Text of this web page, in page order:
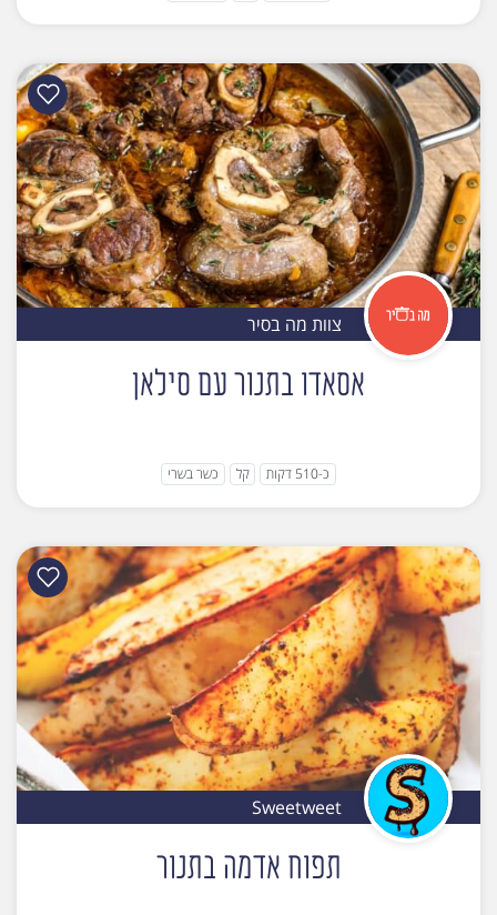
צוות מה בסיר
אסאדו בתנור עם סילאן
כ-510 דקות קל כשר בשרי
Sweetweet
תפוח אדמה בתנור